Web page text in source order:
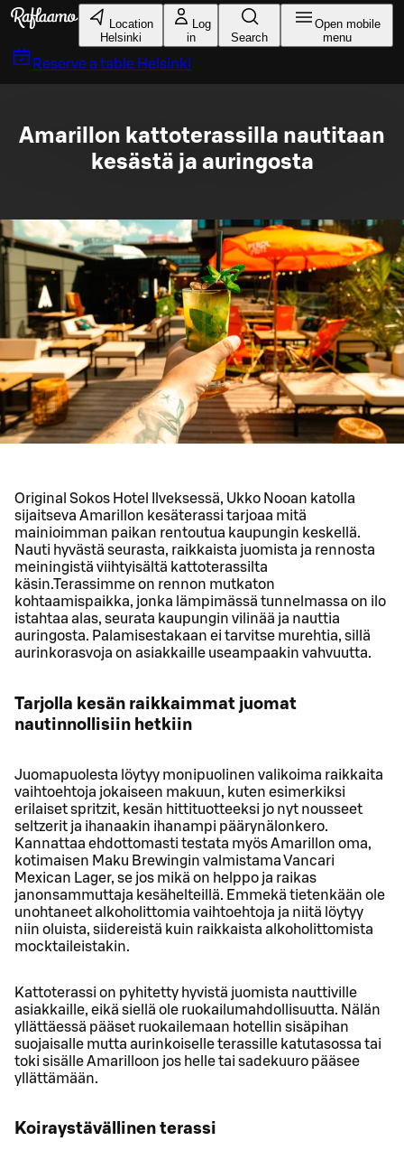
Skip to main content
Location
Helsinki
Log
in
Search
Open mobile
menu
Reserve a table Helsinki
Amarillon kattoterassilla nautitaan
kesästä ja auringosta
Original Sokos Hotel Ilveksessä, Ukko Nooan katolla
sijaitseva Amarillon kesäterassi tarjoaa mitä
mainioimman paikan rentoutua kaupungin keskellä.
Nauti hyvästä seurasta, raikkaista juomista ja rennosta
meiningistä viihtyisältä kattoterassilta
käsin.Terassimme on rennon mutkaton
kohtaamispaikka, jonka lämpimässä tunnelmassa on ilo
istahtaa alas, seurata kaupungin vilinää ja nauttia
auringosta. Palamisestakaan ei tarvitse murehtia, sillä
aurinkorasvoja on asiakkaille useampaakin vahvuutta.
Tarjolla kesän raikkaimmat juomat
nautinnollisiin hetkiin
Juomapuolesta löytyy monipuolinen valikoima raikkaita
vaihtoehtoja jokaiseen makuun, kuten esimerkiksi
erilaiset spritzit, kesän hittituotteeksi jo nyt nousseet
seltzerit ja ihanaakin ihanampi päärynälonkero.
Kannattaa ehdottomasti testata myös Amarillon oma,
kotimaisen Maku Brewingin valmistama Vancari
Mexican Lager, se jos mikä on helppo ja raikas
janonsammuttaja kesähelteillä. Emmekä tietenkään ole
unohtaneet alkoholittomia vaihtoehtoja ja niitä löytyy
niin oluista, siidereistä kuin raikkaista alkoholittomista
mocktaileistakin.
Kattoterassi on pyhitetty hyvistä juomista nauttiville
asiakkaille, eikä siellä ole ruokailumahdollisuutta. Nälän
yllättäessä pääset ruokailemaan hotellin sisäpihan
suojaisalle mutta aurinkoiselle terassille katutasossa tai
toki sisälle Amarilloon jos helle tai sadekuuro pääsee
yllättämään.
Koiraystävällinen terassi